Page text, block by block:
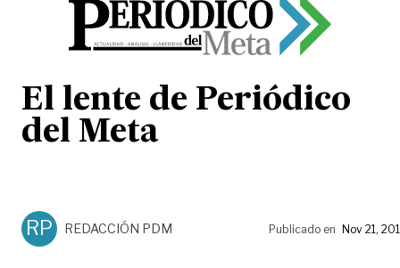
El lente de Periódico
del Meta
RP REDACCIÓN PDM Publicado en Nov 21,